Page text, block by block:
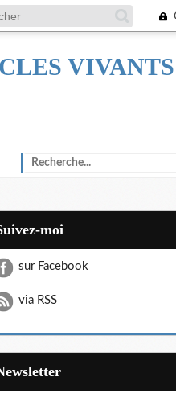
VIVANTS
Suivez-moi
sur Facebook
via RSS
Newsletter